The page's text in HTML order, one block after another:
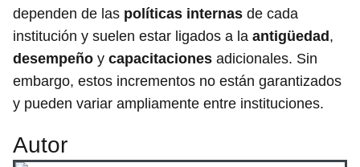
dependen de las políticas internas de cada
institución y suelen estar ligados a la antigüedad,
desempeño y capacitaciones adicionales. Sin
embargo, estos incrementos no están garantizados
y pueden variar ampliamente entre instituciones.
Autor